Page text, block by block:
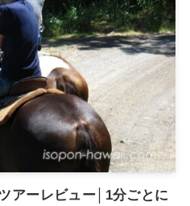
アーレビュー│1分ごとに